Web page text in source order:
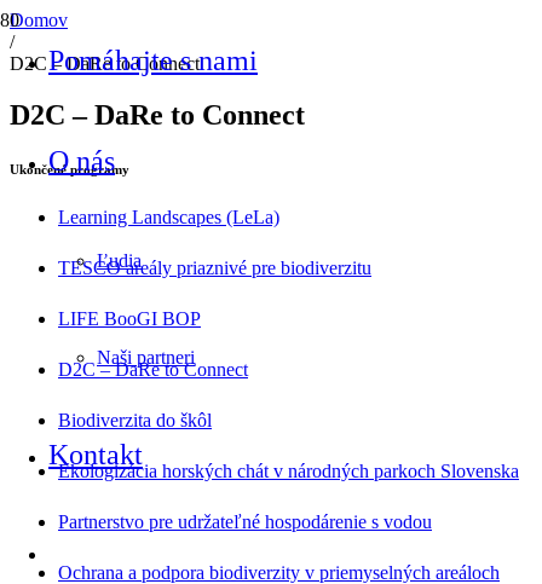
Pomáhajte s nami
O nás
Ľudia
Naši partneri
Kontakt
Domov
/
D2C – DaRe to Connect
D2C – DaRe to Connect
Ukončené programy
Learning Landscapes (LeLa)
TESCO areály priaznivé pre biodiverzitu
LIFE BooGI BOP
D2C – DaRe to Connect
Biodiverzita do škôl
Ekologizácia horských chát v národných parkoch Slovenska
Partnerstvo pre udržateľné hospodárenie s vodou
Ochrana a podpora biodiverzity v priemyselných areáloch